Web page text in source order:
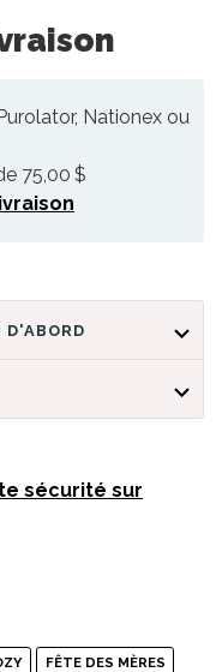
Nationex ou
75,00 $
LA BOUTIQUE MOI D'ABORD
sécurité sur
FÊTE DES MÈRES